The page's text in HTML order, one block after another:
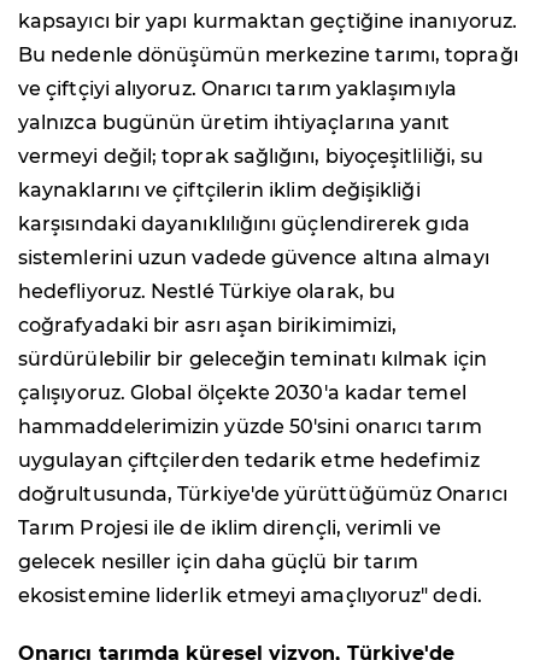
kapsayıcı bir yapı kurmaktan geçtiğine inanıyoruz.
Bu nedenle dönüşümün merkezine tarımı, toprağı
ve çiftçiyi alıyoruz. Onarıcı tarım yaklaşımıyla
yalnızca bugünün üretim ihtiyaçlarına yanıt
vermeyi değil; toprak sağlığını, biyoçeşitliliği, su
kaynaklarını ve çiftçilerin iklim değişikliği
karşısındaki dayanıklılığını güçlendirerek gıda
sistemlerini uzun vadede güvence altına almayı
hedefliyoruz. Nestlé Türkiye olarak, bu
coğrafyadaki bir asrı aşan birikimimizi,
sürdürülebilir bir geleceğin teminatı kılmak için
çalışıyoruz. Global ölçekte 2030'a kadar temel
hammaddelerimizin yüzde 50'sini onarıcı tarım
uygulayan çiftçilerden tedarik etme hedefimiz
doğrultusunda, Türkiye'de yürüttüğümüz Onarıcı
Tarım Projesi ile de iklim dirençli, verimli ve
gelecek nesiller için daha güçlü bir tarım
ekosistemine liderlik etmeyi amaçlıyoruz" dedi.
Onarıcı tarımda küresel vizyon, Türkiye'de